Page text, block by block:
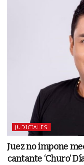
JUDICIALES
Juez no impone
cantante ‘Churo’